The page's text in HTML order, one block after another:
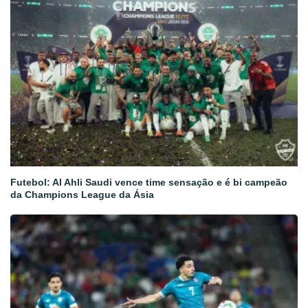
Futebol: Al Ahli Saudi vence time sensação e é bi campeão
da Champions League da Ásia